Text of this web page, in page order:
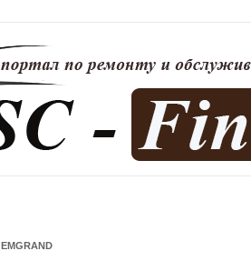
EMGRAND